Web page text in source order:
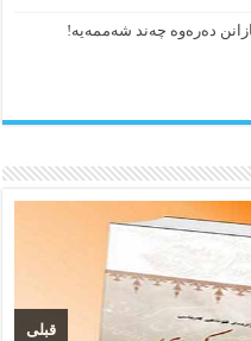
دەرەوە چەند شەممەیە!
قبلی